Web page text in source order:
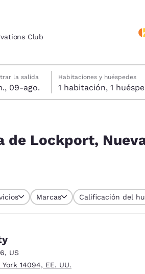
Canada
English
Club
la salida
09-ago.
check-out seleccionada
check-in seleccionada
Habitaciones y huéspedes
1 habitación, 1
de Lockport,
Marcas Calificación del
, US
14094, EE. UU.